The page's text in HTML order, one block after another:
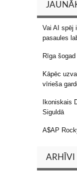
Vai AI spēj
pasaules
Rīga
Kāpēc
vīrieša
Ikoniskais
Siguldā
A$AP
ARHĪVI